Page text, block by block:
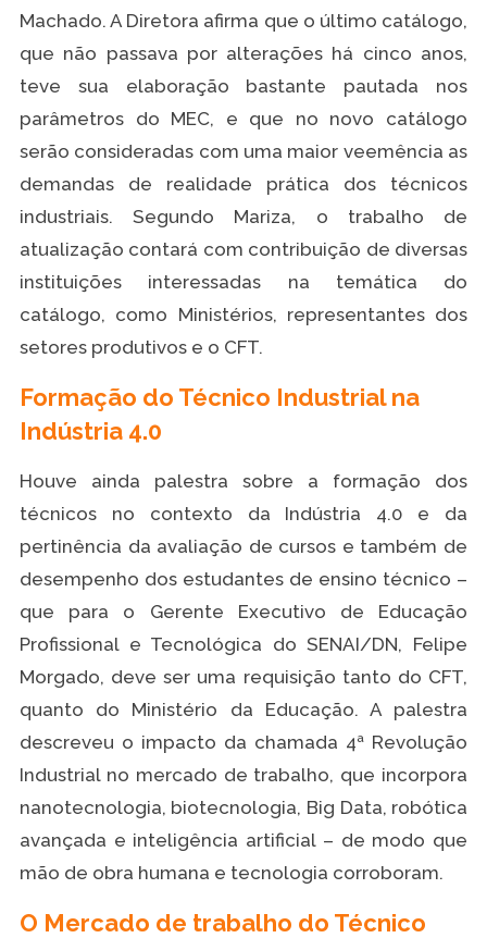
Machado. A Diretora afirma que o último catálogo,
que não passava por alterações há cinco anos,
teve sua elaboração bastante pautada nos
parâmetros do MEC, e que no novo catálogo
serão consideradas com uma maior veemência as
demandas de realidade prática dos técnicos
industriais. Segundo Mariza, o trabalho de
atualização contará com contribuição de diversas
instituições interessadas na temática do
catálogo, como Ministérios, representantes dos
setores produtivos e o CFT.
Formação do Técnico Industrial na
Indústria 4.0
Houve ainda palestra sobre a formação dos
técnicos no contexto da Indústria 4.0 e da
pertinência da avaliação de cursos e também de
desempenho dos estudantes de ensino técnico –
que para o Gerente Executivo de Educação
Profissional e Tecnológica do SENAI/DN, Felipe
Morgado, deve ser uma requisição tanto do CFT,
quanto do Ministério da Educação. A palestra
descreveu o impacto da chamada 4ª Revolução
Industrial no mercado de trabalho, que incorpora
nanotecnologia, biotecnologia, Big Data, robótica
avançada e inteligência artificial – de modo que
mão de obra humana e tecnologia corroboram.
O Mercado de trabalho do Técnico